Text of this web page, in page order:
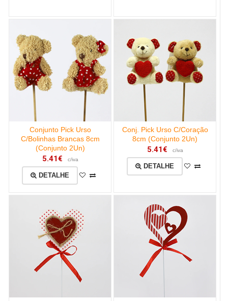
Conjunto Pick Urso
C/Bolinhas Brancas 8cm
(Conjunto 2Un)
5.41€ c/iva
DETALHE
Conj. Pick Urso C/Coração
8cm (Conjunto 2Un)
5.41€ c/iva
DETALHE